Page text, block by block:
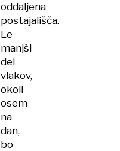
oddaljena
postajališča.
Le
manjši
del
vlakov,
okoli
osem
na
dan,
bo